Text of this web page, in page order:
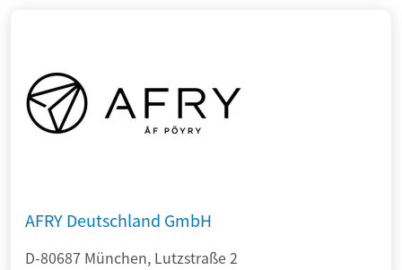
AFRY Deutschland GmbH
D-80687 München, Lutzstraße 2